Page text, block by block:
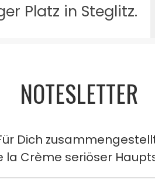
Platz in Steglitz.
NOTESLETTER
Dich
la Crème seriöser